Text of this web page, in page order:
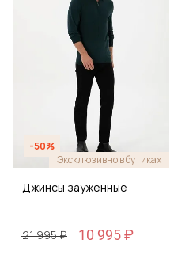
-50%
Эксклюзивно в бутиках
Джинсы зауженные
21 995 ₽ 10 995 ₽